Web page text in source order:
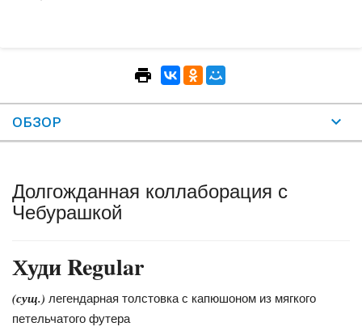
ОБЗОР
Долгожданная коллаборация с
Чебурашкой
Худи Regular
(сущ.) легендарная толстовка с капюшоном из мягкого
петельчатого футера